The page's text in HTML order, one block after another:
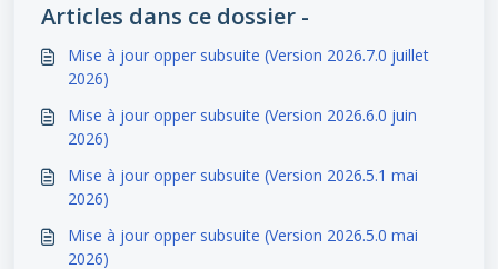
Articles dans ce dossier -
Mise à jour opper subsuite (Version 2026.7.0 juillet
2026)
Mise à jour opper subsuite (Version 2026.6.0 juin
2026)
Mise à jour opper subsuite (Version 2026.5.1 mai
2026)
Mise à jour opper subsuite (Version 2026.5.0 mai
2026)